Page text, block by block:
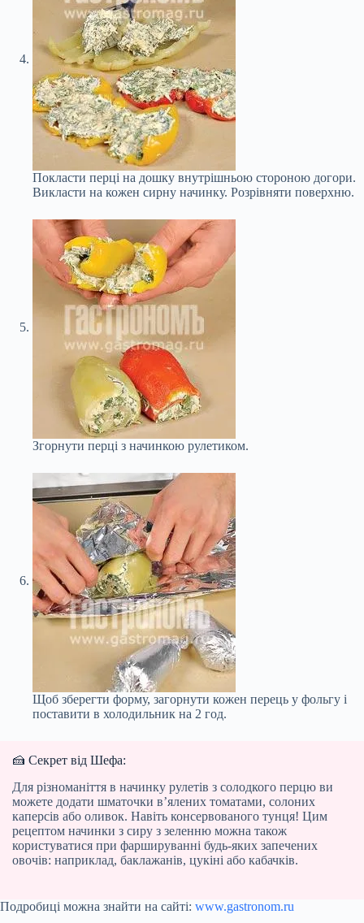
Покласти перці на дошку внутрішньою стороною догори.
Викласти на кожен сирну начинку. Розрівняти поверхню.
Згорнути перці з начинкою рулетиком.
Щоб зберегти форму, загорнути кожен перець у фольгу і
поставити в холодильник на 2 год.
🍰 Секрет від Шефа:
Для різноманіття в начинку рулетів з солодкого перцю ви
можете додати шматочки в’ялених томатами, солоних
каперсів або оливок. Навіть консервованого тунця! Цим
рецептом начинки з сиру з зеленню можна також
користуватися при фаршируванні будь-яких запечених
овочів: наприклад, баклажанів, цукіні або кабачків.
Подробиці можна знайти на сайті: www.gastronom.ru